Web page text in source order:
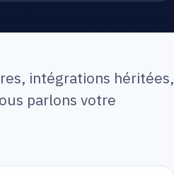
intégrations héritées,
parlons votre